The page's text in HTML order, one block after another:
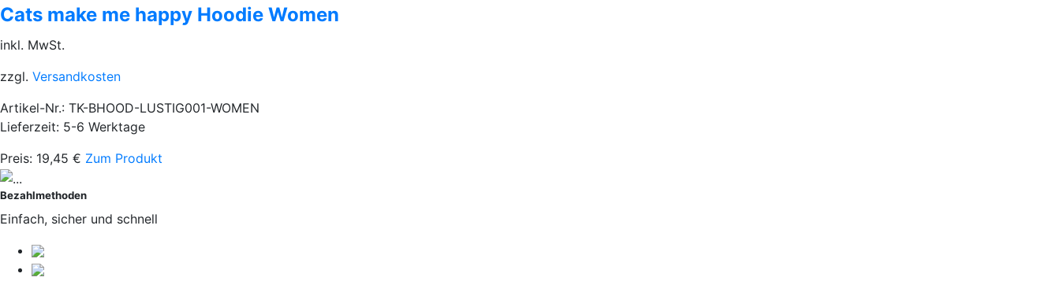
Cats make me happy Hoodie Women
inkl. MwSt.
zzgl. Versandkosten
Artikel-Nr.: TK-BHOOD-LUSTIG001-WOMEN
Lieferzeit: 5-6 Werktage
Preis: 19,45 € Zum Produkt
Bezahlmethoden
Einfach, sicher und schnell